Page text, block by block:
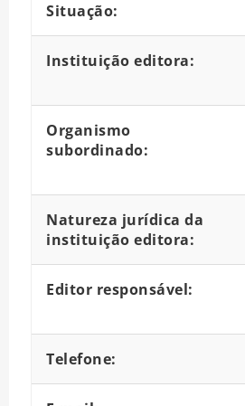
Situação:
Instituição editora:
Organismo
subordinado:
Natureza jurídica da
instituição editora:
Editor responsável:
Telefone: